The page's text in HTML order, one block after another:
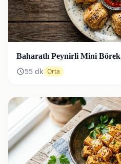
Baharatlı Peynirli Mini Börek
55 dk Orta